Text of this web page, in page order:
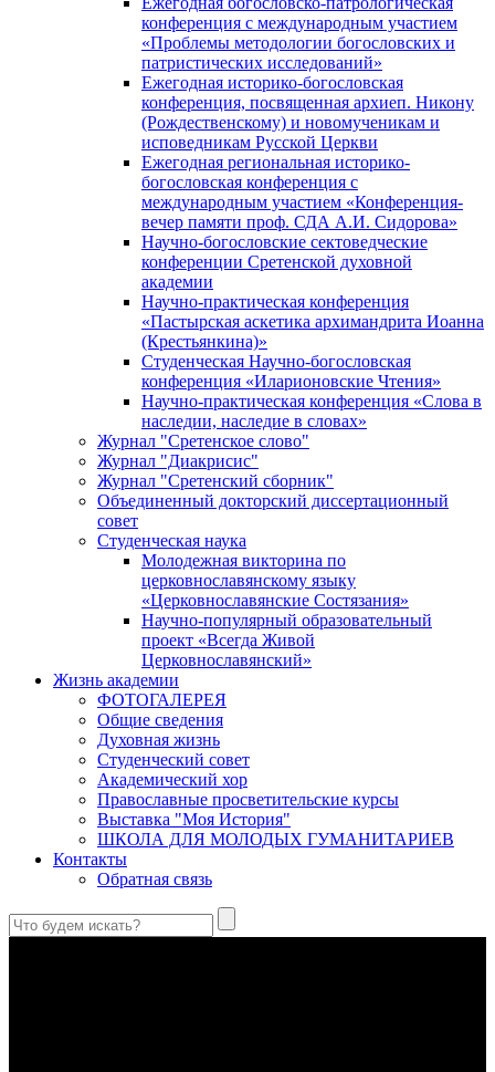
конференция с международным участием
«Проблемы методологии богословских и
патристических исследований»
Ежегодная историко-богословская
конференция, посвященная архиеп. Никону
(Рождественскому) и новомученикам и
исповедникам Русской Церкви
Ежегодная региональная историко-
богословская конференция с
международным участием «Конференция-
вечер памяти проф. СДА А.И. Сидорова»
Научно-богословские сектоведческие
конференции Сретенской духовной
академии
Научно-практическая конференция
«Пастырская аскетика архимандрита Иоанна
(Крестьянкина)»
Студенческая Научно-богословская
конференция «Иларионовские Чтения»
Научно-практическая конференция «Cлова в
наследии, наследие в словах»
Журнал "Сретенское слово"
Журнал "Диакрисис"
Журнал "Сретенский сборник"
Объединенный докторский диссертационный
совет
Студенческая наука
Молодежная викторина по
церковнославянскому языку
«Церковнославянские Состязания»
Научно-популярный образовательный
проект «Всегда Живой
Церковнославянский»
Жизнь академии
ФОТОГАЛЕРЕЯ
Общие сведения
Духовная жизнь
Студенческий совет
Академический хор
Православные просветительские курсы
Выставка "Моя История"
ШКОЛА ДЛЯ МОЛОДЫХ ГУМАНИТАРИЕВ
Контакты
Обратная связь